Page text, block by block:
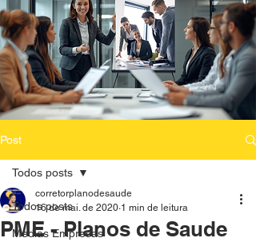
Post
Todos posts
Medias Empresas
Todos posts
PME - Planos de Saude
corretorplanodesaude
16 de mai. de 2020 1 min de leitura